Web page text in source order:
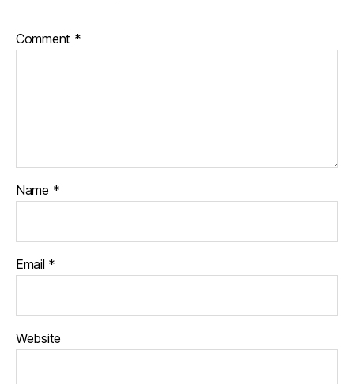
Comment *
Name *
Email *
Website